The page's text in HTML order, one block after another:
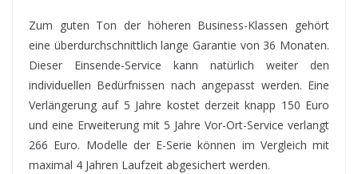
Zum guten Ton der höheren Business-Klassen gehört
eine überdurchschnittlich lange Garantie von 36 Monaten.
Dieser Einsende-Service kann natürlich weiter den
individuellen Bedürfnissen nach angepasst werden. Eine
Verlängerung auf 5 Jahre kostet derzeit knapp 150 Euro
und eine Erweiterung mit 5 Jahre Vor-Ort-Service verlangt
266 Euro. Modelle der E-Serie können im Vergleich mit
maximal 4 Jahren Laufzeit abgesichert werden.